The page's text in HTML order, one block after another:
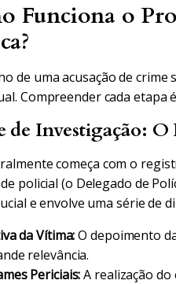
Funciona o
de uma acusação de
Compreender cada
de Investigação:
começa com o
policial (o Delegado de
e envolve uma série de
da Vítima:O depoimento
relevância.
Periciais:A realização